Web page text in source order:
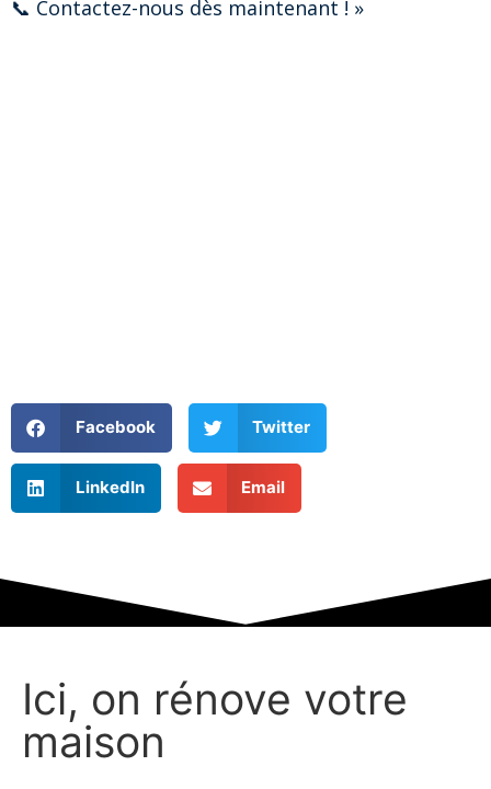
📞 Contactez-nous dès maintenant ! »
Facebook Twitter
LinkedIn Email
Ici, on rénove votre
maison